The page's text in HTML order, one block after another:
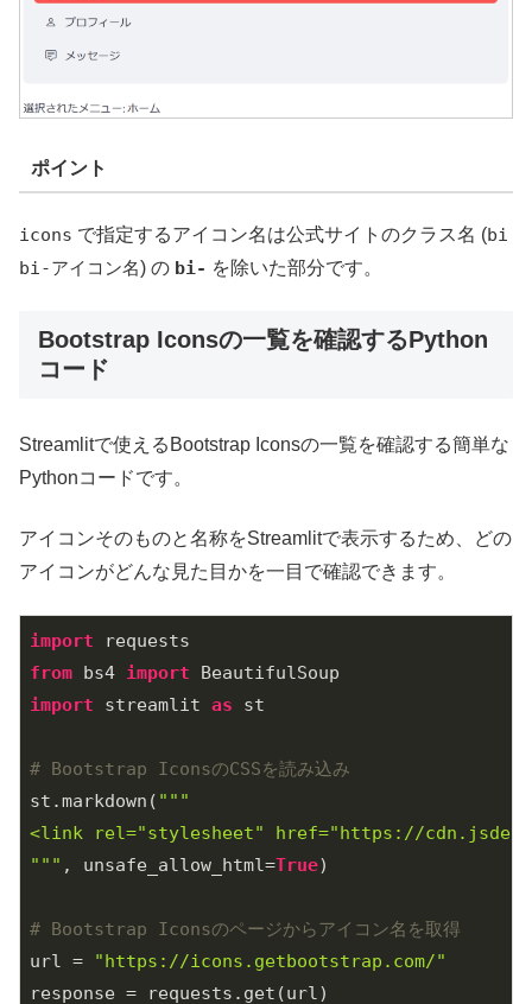
ポイント
icons で指定するアイコン名は公式サイトのクラス名 (bi
bi-アイコン名) の bi- を除いた部分です。
Bootstrap Iconsの一覧を確認するPython
コード
Streamlitで使えるBootstrap Iconsの一覧を確認する簡単な
Pythonコードです。
アイコンそのものと名称をStreamlitで表示するため、どの
アイコンがどんな見た目かを一目で確認できます。
import
from bs4 import
import streamlit as st
# Bootstrap IconsのCSSを読み込み
st.markdown( """
<link rel="stylesheet" href="https://
""" , unsafe_allow_html=True)
# Bootstrap Iconsのページからアイコン名を取得
url =
"https://icons.getbootstrap.com/"
response = requests.get(url)